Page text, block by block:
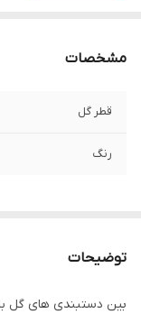
مشخصات
قطر گل
رنگ
توضیحات
بین دستبندی های گل